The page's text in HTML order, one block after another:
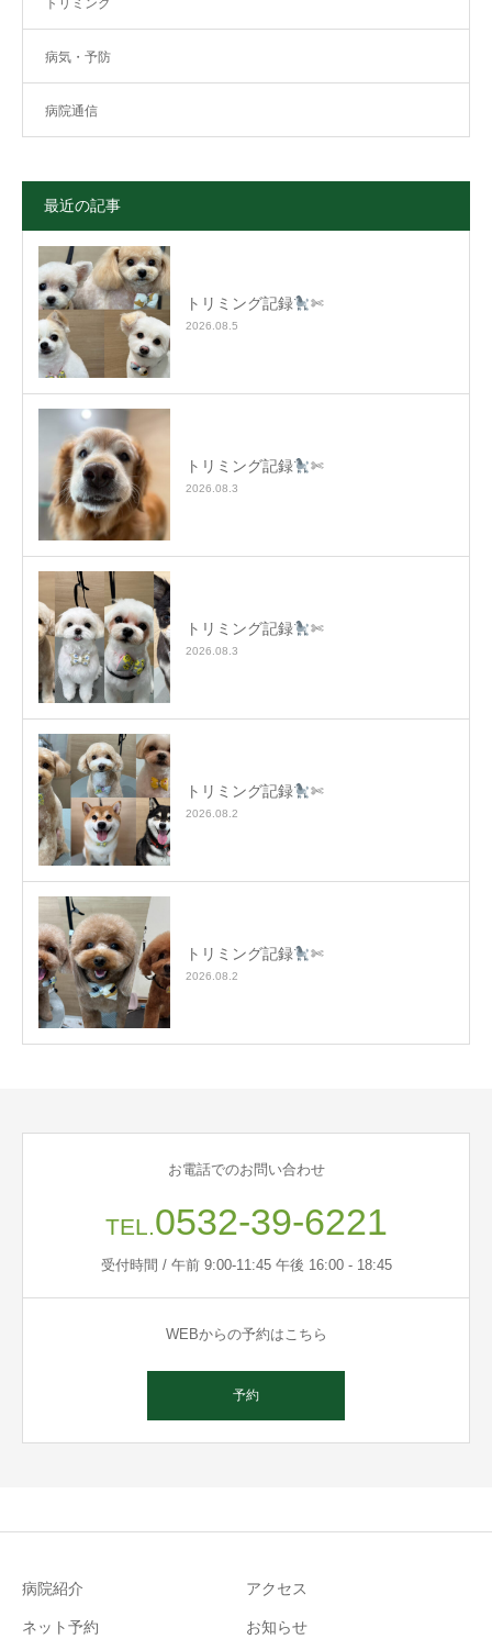
トリミング
病気・予防
病院通信
最近の記事
トリミング記録 ✄
2026.08.5
トリミング記録 ✄
2026.08.3
トリミング記録 ✄
2026.08.3
トリミング記録 ✄
2026.08.2
トリミング記録 ✄
2026.08.2
お電話でのお問い合わせ
TEL.0532-39-6221
受付時間 / 午前 9:00-11:45 午後 16:00 - 18:45
WEBからの予約はこちら
予約
病院紹介 アクセス
ネット予約 お知らせ